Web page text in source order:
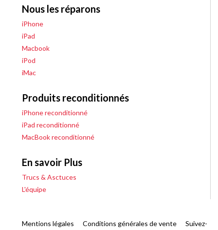
Nous les réparons
iPhone
iPad
Macbook
iPod
iMac
Produits reconditionnés
iPhone reconditionné
iPad reconditionné
MacBook reconditionné
En savoir Plus
Trucs & Asctuces
L'équipe
Mentions légales Conditions générales de vente
Suivez-